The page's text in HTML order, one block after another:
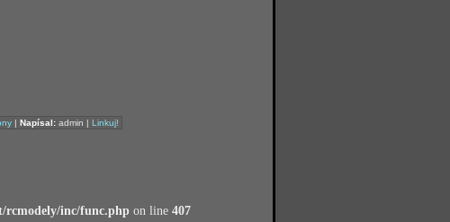
| Napísal:admin | Linkuj!
rcmodely/inc/func.php on line 407